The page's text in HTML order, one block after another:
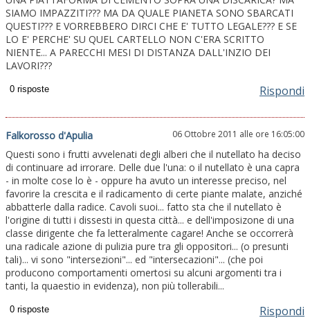
SIAMO IMPAZZITI??? MA DA QUALE PIANETA SONO SBARCATI
QUESTI??? E VORREBBERO DIRCI CHE E' TUTTO LEGALE??? E SE
LO E' PERCHE' SU QUEL CARTELLO NON C'ERA SCRITTO
NIENTE... A PARECCHI MESI DI DISTANZA DALL'INZIO DEI
LAVORI???
Rispondi
Falkorosso d'Apulia 06 Ottobre 2011 alle ore 16:05:00
Questi sono i frutti avvelenati degli alberi che il nutellato ha deciso
di continuare ad irrorare. Delle due l'una: o il nutellato è una capra
- in molte cose lo è - oppure ha avuto un interesse preciso, nel
favorire la crescita e il radicamento di certe piante malate, anziché
abbatterle dalla radice. Cavoli suoi... fatto sta che il nutellato è
l'origine di tutti i dissesti in questa città... e dell'imposizone di una
classe dirigente che fa letteralmente cagare! Anche se occorrerà
una radicale azione di pulizia pure tra gli oppositori... (o presunti
tali)... vi sono "intersezioni"... ed "intersecazioni"... (che poi
producono comportamenti omertosi su alcuni argomenti tra i
tanti, la quaestio in evidenza), non più tollerabili...
Rispondi